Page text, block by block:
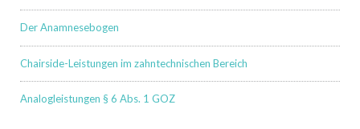
Der Anamnesebogen
Chairside-Leistungen im zahntechnischen Bereich
Analogleistungen § 6 Abs. 1 GOZ